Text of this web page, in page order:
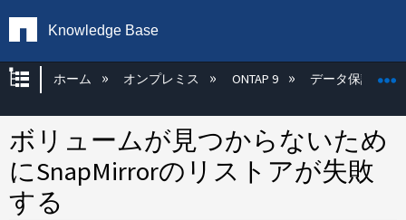
Knowledge Base
グローバル階層を展開/折りたたむ
ホーム オンプレミス ONTAP 9 データ保護
ボリュームが見つからないため
にSnapMirrorのリストアが失敗
する